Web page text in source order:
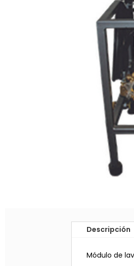
Descripción
Módulo de